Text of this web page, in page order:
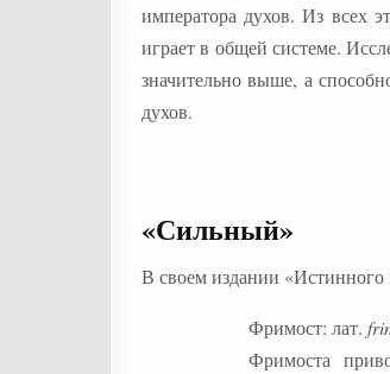
императора духов. Из всех
играет в общей системе.
значительно выше, а
духов.
«Сильный»
В своем издании
Фримост: лат.
Фримоста